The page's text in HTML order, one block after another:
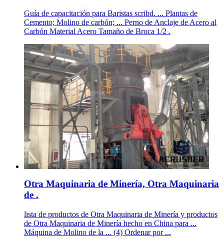
Guía de capacitación para Baristas scribd. ... Plantas de
Cemento; Molino de carbón; ... Perno de Anclaje de Acero al
Carbón Material Acero Tamaño de Broca 1/2 .
Otra Maquinaria de Minería, Otra Maquinaria
de .
lista de productos de Otra Maquinaria de Minería y productos
de Otra Maquinaria de Minería hecho en China para ...
Máquina de Molino de la ... (4) Ordenar por ...